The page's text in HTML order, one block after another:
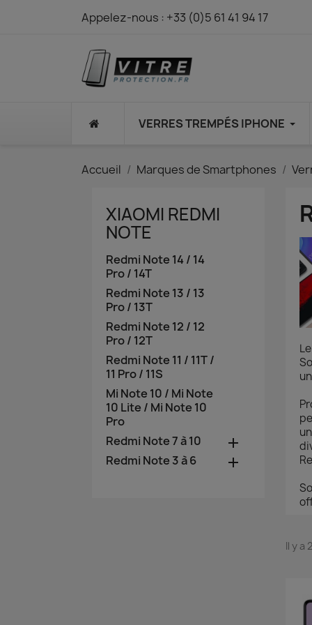
Appelez-nous : +33 (0)5 61 41 94 17
VERRES TREMPÉS IPHONE
Accueil Marques de Smartphones
XIAOMI REDMI
NOTE
Redmi Note 14 / 14
Pro / 14T
Redmi Note 13 / 13
Pro / 13T
Redmi Note 12 / 12
Pro / 12T
Redmi Note 11 / 11T /
11 Pro / 11S
Mi Note 10 / Mi Note
10 Lite / Mi Note 10
Pro
Redmi Note 7 à 10

Redmi Note 3 à 6 
Il y a